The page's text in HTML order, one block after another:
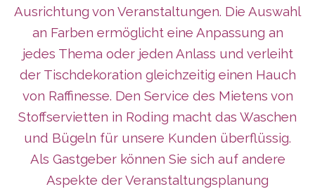
Ausrichtung von Veranstaltungen. Die Auswahl
an Farben ermöglicht eine Anpassung an
jedes Thema oder jeden Anlass und verleiht
der Tischdekoration gleichzeitig einen Hauch
von Raffinesse. Den Service des Mietens von
Stoffservietten in Roding macht das Waschen
und Bügeln für unsere Kunden überflüssig.
Als Gastgeber können Sie sich auf andere
Aspekte der Veranstaltungsplanung